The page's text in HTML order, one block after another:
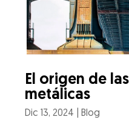
El origen de
metálicas
Dic 13, 2024 Blog